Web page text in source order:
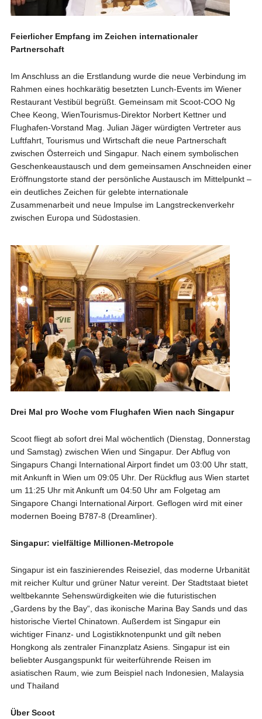
Feierlicher Empfang im Zeichen internationaler
Partnerschaft
Im Anschluss an die Erstlandung wurde die neue Verbindung im
Rahmen eines hochkarätig besetzten Lunch-Events im Wiener
Restaurant Vestibül begrüßt. Gemeinsam mit Scoot-COO Ng
Chee Keong, WienTourismus-Direktor Norbert Kettner und
Flughafen-Vorstand Mag. Julian Jäger würdigten Vertreter aus
Luftfahrt, Tourismus und Wirtschaft die neue Partnerschaft
zwischen Österreich und Singapur. Nach einem symbolischen
Geschenkeaustausch und dem gemeinsamen Anschneiden einer
Eröffnungstorte stand der persönliche Austausch im Mittelpunkt –
ein deutliches Zeichen für gelebte internationale
Zusammenarbeit und neue Impulse im Langstreckenverkehr
zwischen Europa und Südostasien.
Drei Mal pro Woche vom Flughafen Wien nach Singapur
Scoot fliegt ab sofort drei Mal wöchentlich (Dienstag, Donnerstag
und Samstag) zwischen Wien und Singapur. Der Abflug von
Singapurs Changi International Airport findet um 03:00 Uhr statt,
mit Ankunft in Wien um 09:05 Uhr. Der Rückflug aus Wien startet
um 11:25 Uhr mit Ankunft um 04:50 Uhr am Folgetag am
Singapore Changi International Airport. Geflogen wird mit einer
modernen Boeing B787-8 (Dreamliner).
Singapur: vielfältige Millionen-Metropole
Singapur ist ein faszinierendes Reiseziel, das moderne Urbanität
mit reicher Kultur und grüner Natur vereint. Der Stadtstaat bietet
weltbekannte Sehenswürdigkeiten wie die futuristischen
„Gardens by the Bay“, das ikonische Marina Bay Sands und das
historische Viertel Chinatown. Außerdem ist Singapur ein
wichtiger Finanz- und Logistikknotenpunkt und gilt neben
Hongkong als zentraler Finanzplatz Asiens. Singapur ist ein
beliebter Ausgangspunkt für weiterführende Reisen im
asiatischen Raum, wie zum Beispiel nach Indonesien, Malaysia
und Thailand
Über Scoot